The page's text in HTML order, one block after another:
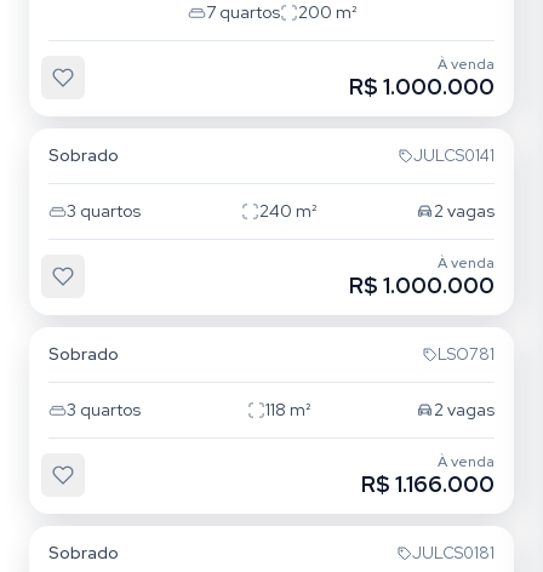
7 quartos 200 m²
À venda
R$ 1.000.000
Sobrado JULCS0141
3 quartos 240 m² 2vagas
À venda
R$ 1.000.000
Sobrado LSO781
3 quartos 118 m² 2vagas
À venda
R$ 1.166.000
Sobrado JULCS0181